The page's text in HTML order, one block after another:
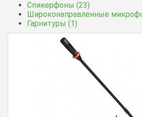
Спикерфоны (23)
Широконаправленные
Гарнитуры (1)